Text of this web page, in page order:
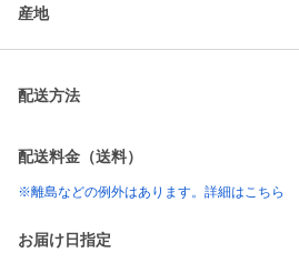
産地
配送方法
配送料金（送料）
※離島などの例外はあります。詳細はこちら
お届け日指定